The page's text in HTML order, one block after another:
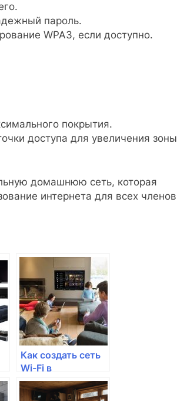
пароль.
WPA3, если доступно.
покрытия.
доступа для увеличения зоны
домашнюю сеть, которая
интернета для всех членов
Как создать сеть
Wi-Fi в
общественном
месте